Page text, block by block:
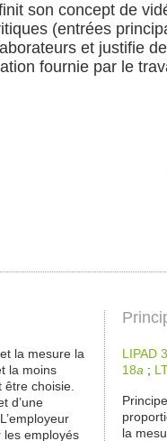
son concept de
(entrées
et justifie
fournie par le
la mesure la
la moins
être choisie.
d’une
les employés
LIPAD
18a ;
la